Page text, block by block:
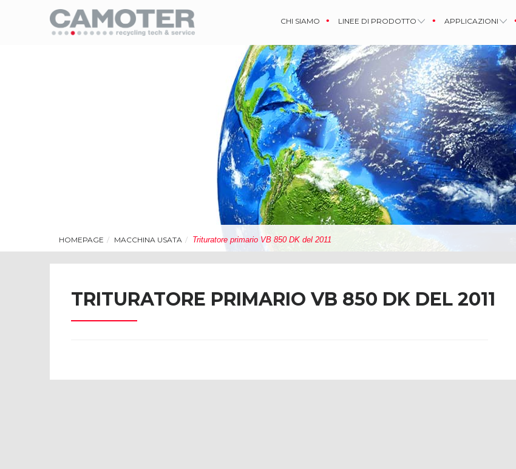
CHI SIAMO LINEE DI PRODOTTO APPLICAZIONI
HOMEPAGE MACCHINA USATA Trituratore primario VB 850 DK del 2011
TRITURATORE PRIMARIO VB 850 DK DEL 2011